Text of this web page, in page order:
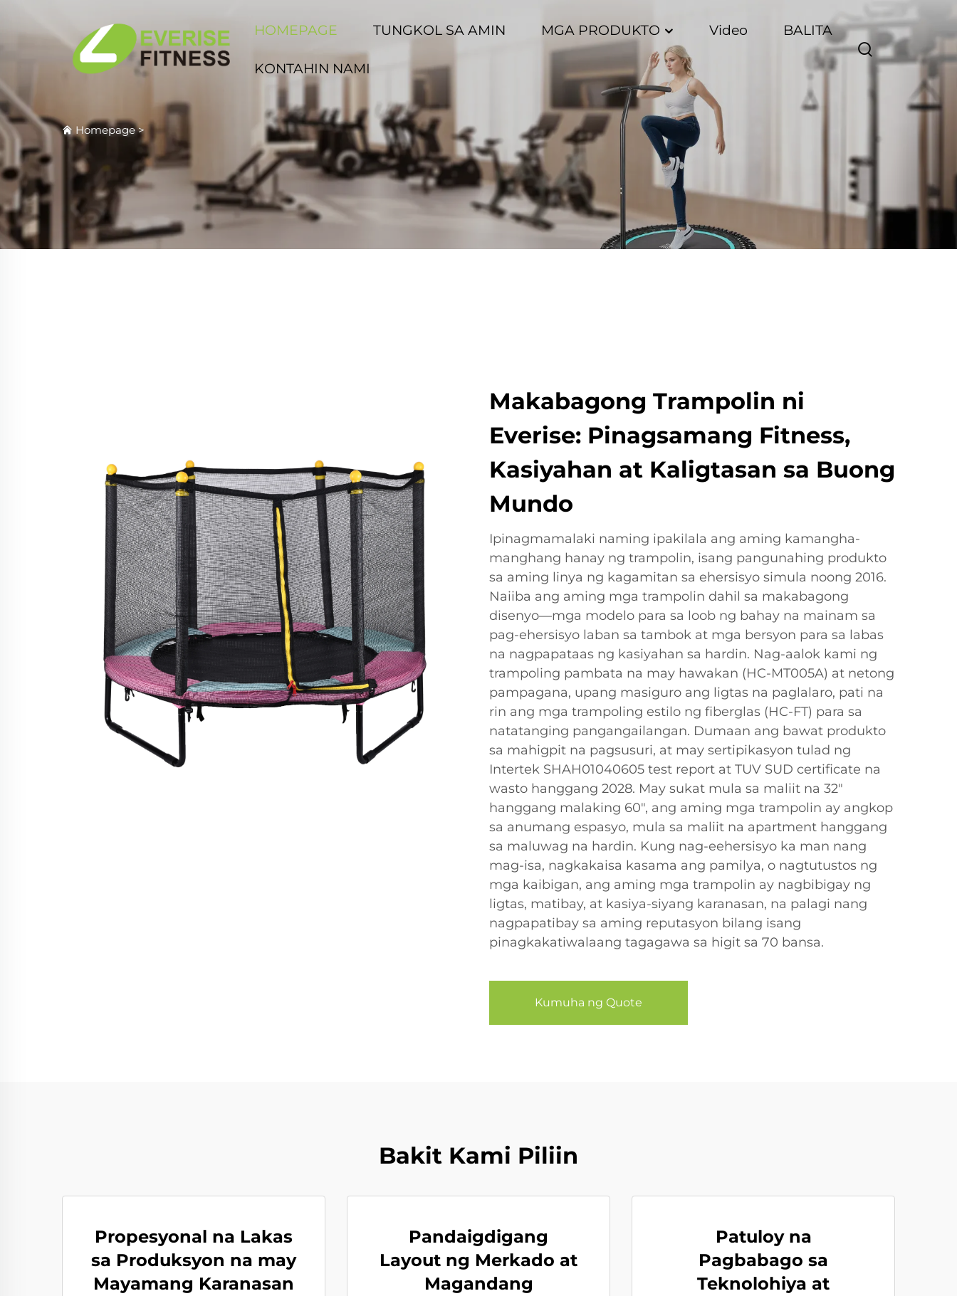
HOMEPAGE TUNGKOL SA AMIN MGA PRODUKTO Video BALITA
KONTAHIN NAMI
Homepage>
Makabagong Trampolin ni
Everise: Pinagsamang Fitness,
Kasiyahan at Kaligtasan sa Buong
Mundo
Ipinagmamalaki naming ipakilala ang aming kamangha-
manghang hanay ng trampolin, isang pangunahing produkto
sa aming linya ng kagamitan sa ehersisyo simula noong 2016.
Naiiba ang aming mga trampolin dahil sa makabagong
disenyo—mga modelo para sa loob ng bahay na mainam sa
pag-ehersisyo laban sa tambok at mga bersyon para sa labas
na nagpapataas ng kasiyahan sa hardin. Nag-aalok kami ng
trampoling pambata na may hawakan (HC-MT005A) at netong
pampagana, upang masiguro ang ligtas na paglalaro, pati na
rin ang mga trampoling estilo ng fiberglas (HC-FT) para sa
natatanging pangangailangan. Dumaan ang bawat produkto
sa mahigpit na pagsusuri, at may sertipikasyon tulad ng
Intertek SHAH01040605 test report at TUV SUD certificate na
wasto hanggang 2028. May sukat mula sa maliit na 32"
hanggang malaking 60", ang aming mga trampolin ay angkop
sa anumang espasyo, mula sa maliit na apartment hanggang
sa maluwag na hardin. Kung nag-eehersisyo ka man nang
mag-isa, nagkakaisa kasama ang pamilya, o nagtutustos ng
mga kaibigan, ang aming mga trampolin ay nagbibigay ng
ligtas, matibay, at kasiya-siyang karanasan, na palagi nang
nagpapatibay sa aming reputasyon bilang isang
pinagkakatiwalaang tagagawa sa higit sa 70 bansa.
Kumuha ng Quote
Bakit Kami Piliin
Propesyonal na Lakas
sa Produksyon na may
Mayamang Karanasan
Pandaigdigang
Layout ng Merkado at
Magandang
Patuloy na
Pagbabago sa
Teknolohiya at